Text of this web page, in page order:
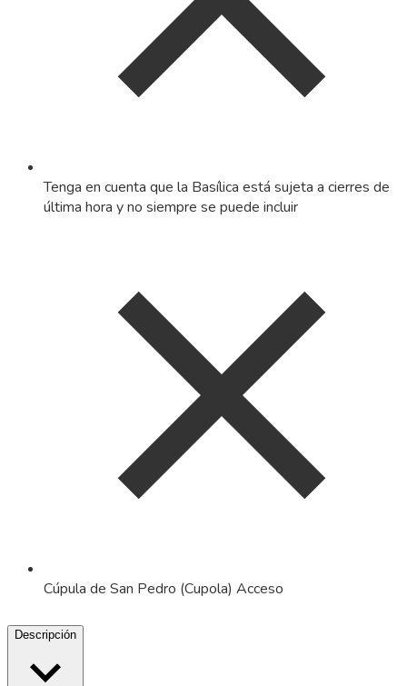
Tenga en cuenta que la Basílica está sujeta a cierres de
última hora y no siempre se puede incluir
Cúpula de San Pedro (Cupola) Acceso
Descripción